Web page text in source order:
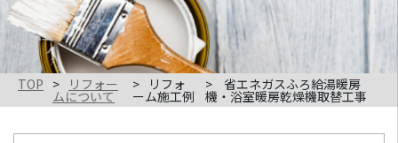
TOP リフォー
ムについて
リフォ
ーム施工例
省エネガスふろ給湯暖房
機・浴室暖房乾燥機取替工事